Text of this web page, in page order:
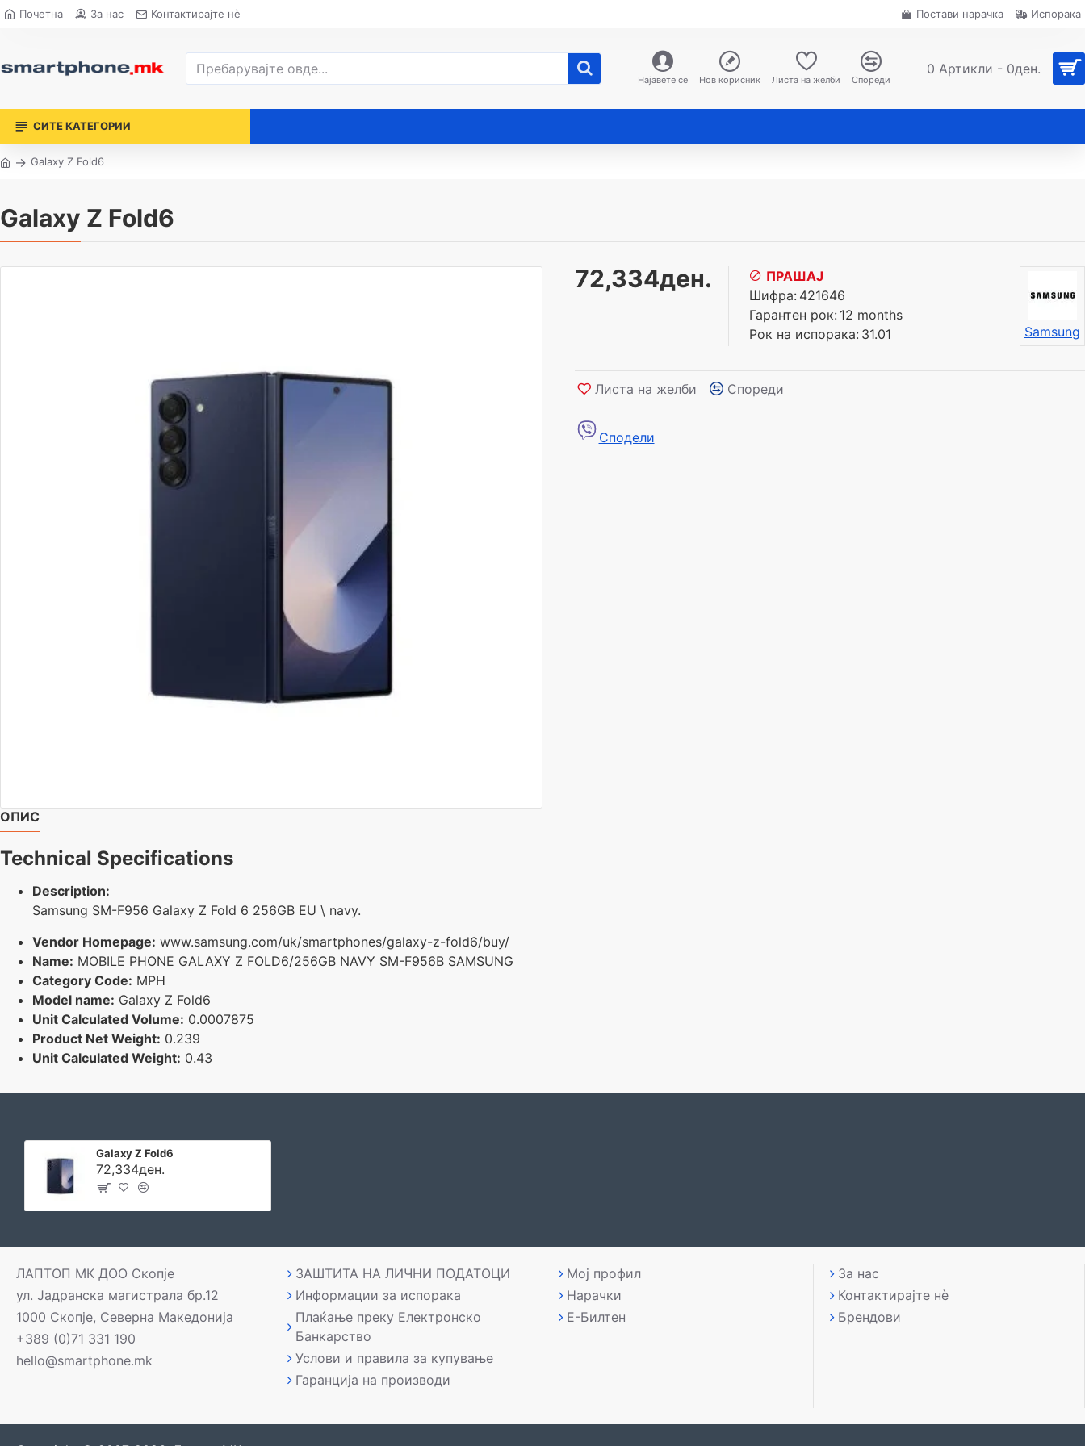
Почетна За нас Контактирајте нè Постави нарачка Испорака
Најавете се Нов корисник Листа на желби Спореди
0 Артикли - 0ден.
СИТЕ КАТЕГОРИИ
Galaxy Z Fold6
Galaxy Z Fold6
72,334ден.
ПРАШАЈ
Шифра: 421646
Гарантен рок: 12 months
Рок на испорака: 31.01 Samsung
Листа на желби Спореди
Сподели
ОПИС
Technical Specifications
Description:
Samsung SM-F956 Galaxy Z Fold 6 256GB EU \ navy.
Vendor Homepage: www.samsung.com/uk/smartphones/galaxy-z-fold6/buy/
Name: MOBILE PHONE GALAXY Z FOLD6/256GB NAVY SM-F956B SAMSUNG
Category Code: MPH
Model name: Galaxy Z Fold6
Unit Calculated Volume: 0.0007875
Product Net Weight: 0.239
Unit Calculated Weight: 0.43
Galaxy Z Fold6
72,334ден.
ЛАПТОП МК ДОО Скопје
ул. Јадранска магистрала бр.12
1000 Скопје, Северна Македонија
+389 (0)71 331 190
hello@smartphone.mk
ЗАШТИТА НА ЛИЧНИ ПОДАТОЦИ
Информации за испорака
Плаќање преку Електронско
Банкарство
Услови и правила за купување
Гаранција на производи
Мој профил
Нарачки
Е-Билтен
За нас
Контактирајте нè
Брендови